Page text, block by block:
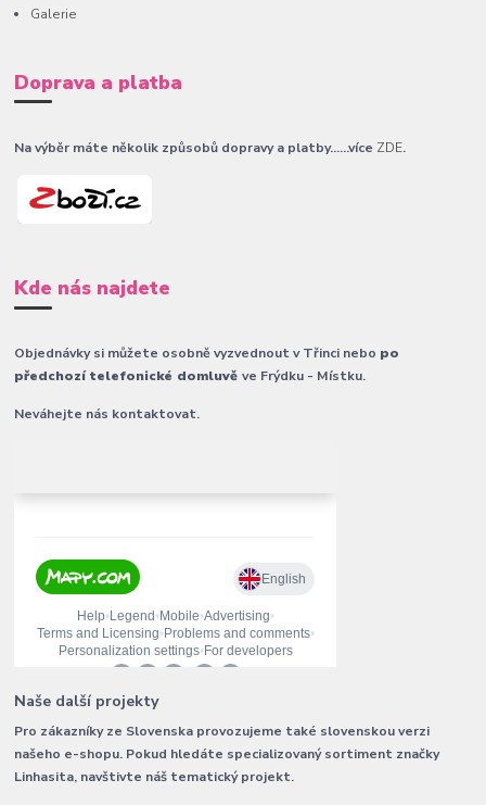
Galerie
Doprava a platba
Na výběr máte několik způsobů dopravy a platby......více ZDE.
Kde nás najdete
Objednávky si můžete osobně vyzvednout v Třinci nebo po
předchozí telefonické domluvěve Frýdku - Místku.
Neváhejte nás kontaktovat.
Naše další projekty
Pro zákazníky ze Slovenska provozujeme také slovenskou verzi
našeho e-shopu. Pokud hledáte specializovaný sortiment značky
Linhasita, navštivte náš tematický projekt.